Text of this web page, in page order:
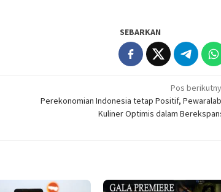
SEBARKAN
Pos
Perekonomian Indonesia tetap Positif,
Kuliner Optimis dalam